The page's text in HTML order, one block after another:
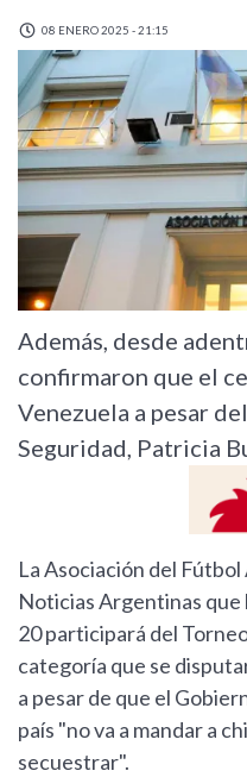
08 ENERO 2025 - 21:15
Además, desde
confirmaron que el
Venezuela a pesar
Seguridad, Patricia
La Asociación del
Noticias Argentinas que
20 participará del
categoría que se
a pesar de que el
país "no va a mandar a
secuestrar".